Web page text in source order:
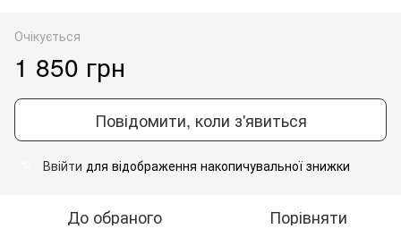
Очікується
1 850 грн
Повідомити, коли з'явиться
Ввійти для відображення накопичувальної знижки
До обраного Порівняти